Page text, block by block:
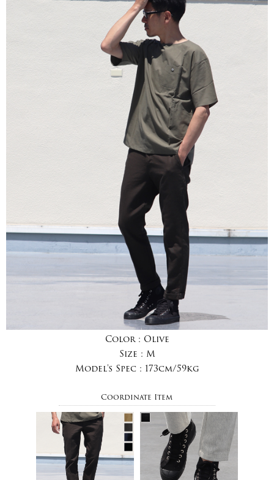
Color : Olive
Size : M
Model's Spec : 173cm/59kg
Coordinate Item